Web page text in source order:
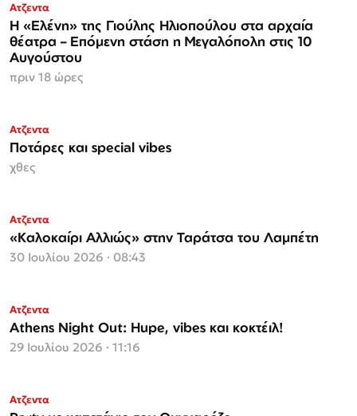
Ατζεντα
Η «Ελένη» της Γιούλης Ηλιοπούλου στα αρχαία
θέατρα – Επόμενη στάση η Μεγαλόπολη στις 10
Αυγούστου
πριν 18 ώρες
Ατζεντα
Ποτάρες και special vibes
χθες
Ατζεντα
«Καλοκαίρι Αλλιώς» στην Ταράτσα του Λαμπέτη
30 Ιουλίου 2026 · 08:43
Ατζεντα
Athens Night Out: Hupe, vibes και κοκτέιλ!
29 Ιουλίου 2026 · 11:16
Ατζεντα